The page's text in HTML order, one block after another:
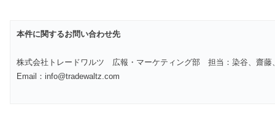
本件に関するお問い合わせ先
株式会社トレードワルツ 広報・マーケティング部 担当：染谷、齋藤
Email：info@tradewaltz.com